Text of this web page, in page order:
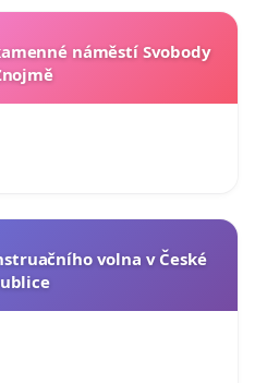
náměstí Svobody
volna v České